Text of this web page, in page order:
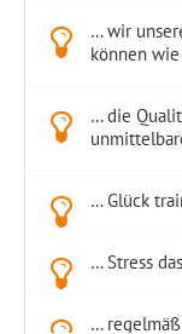
… wir
können
… die
… Glück
… Stress
…